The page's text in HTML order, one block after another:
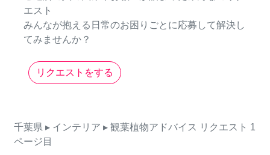
エスト
みんなが抱える日常のお困りごとに応募して解決し
てみませんか？
リクエストをする
千葉県 ▸ インテリア ▸ 観葉植物アドバイス リクエスト 1
ページ目